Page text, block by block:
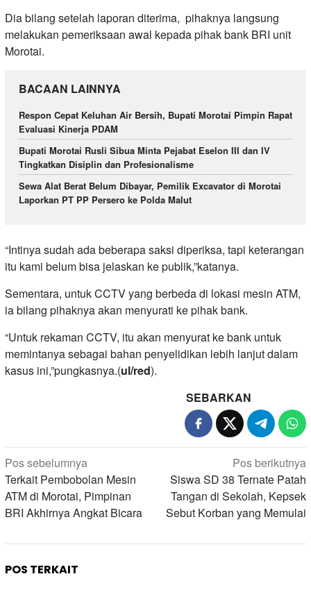
Dia bilang setelah laporan diterima, pihaknya langsung
melakukan pemeriksaan awal kepada pihak bank BRI unit
Morotai.
BACAAN LAINNYA
Respon Cepat Keluhan Air Bersih, Bupati Morotai Pimpin Rapat
Evaluasi Kinerja PDAM
Bupati Morotai Rusli Sibua Minta Pejabat Eselon III dan IV
Tingkatkan Disiplin dan Profesionalisme
Sewa Alat Berat Belum Dibayar, Pemilik Excavator di Morotai
Laporkan PT PP Persero ke Polda Malut
“Intinya sudah ada beberapa saksi diperiksa, tapi keterangan
itu kami belum bisa jelaskan ke publik,”katanya.
Sementara, untuk CCTV yang berbeda di lokasi mesin ATM,
ia bilang pihaknya akan menyurati ke pihak bank.
“Untuk rekaman CCTV, itu akan menyurat ke bank untuk
memintanya sebagai bahan penyelidikan lebih lanjut dalam
kasus ini,”pungkasnya.(ul/red).
SEBARKAN
Navigasi
pos
Pos sebelumnya
Terkait Pembobolan Mesin
ATM di Morotai, Pimpinan
BRI Akhirnya Angkat Bicara
Pos berikutnya
Siswa SD 38 Ternate Patah
Tangan di Sekolah, Kepsek
Sebut Korban yang Memulai
POS TERKAIT